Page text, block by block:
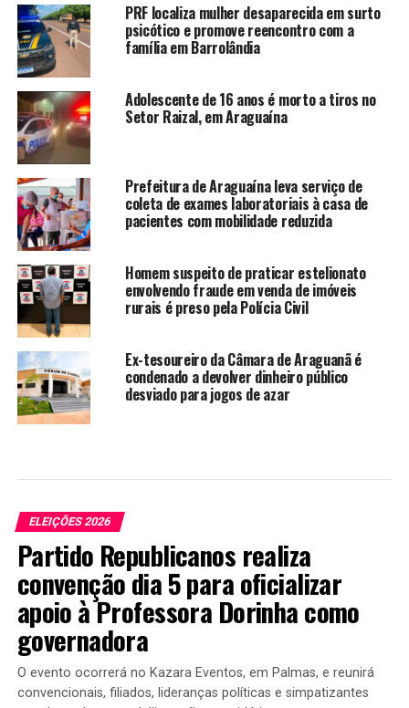
PRF localiza mulher desaparecida em surto
psicótico e promove reencontro com a
família em Barrolândia
Adolescente de 16 anos é morto a tiros no
Setor Raizal, em Araguaína
Prefeitura de Araguaína leva serviço de
coleta de exames laboratoriais à casa de
pacientes com mobilidade reduzida
Homem suspeito de praticar estelionato
envolvendo fraude em venda de imóveis
rurais é preso pela Polícia Civil
Ex-tesoureiro da Câmara de Araguanã é
condenado a devolver dinheiro público
desviado para jogos de azar
ELEIÇÕES 2026
Partido Republicanos realiza
convenção dia 5 para oficializar
apoio à Professora Dorinha como
governadora
O evento ocorrerá no Kazara Eventos, em Palmas, e reunirá
convencionais, filiados, lideranças políticas e simpatizantes